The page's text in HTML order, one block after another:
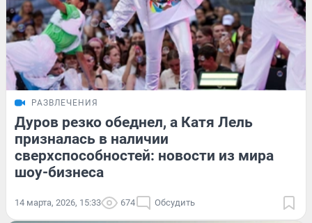
РАЗВЛЕЧЕНИЯ
Дуров резко обеднел, а Катя Лель
призналась в наличии
сверхспособностей: новости из мира
шоу-бизнеса
14 марта, 2026, 15:33 674 Обсудить